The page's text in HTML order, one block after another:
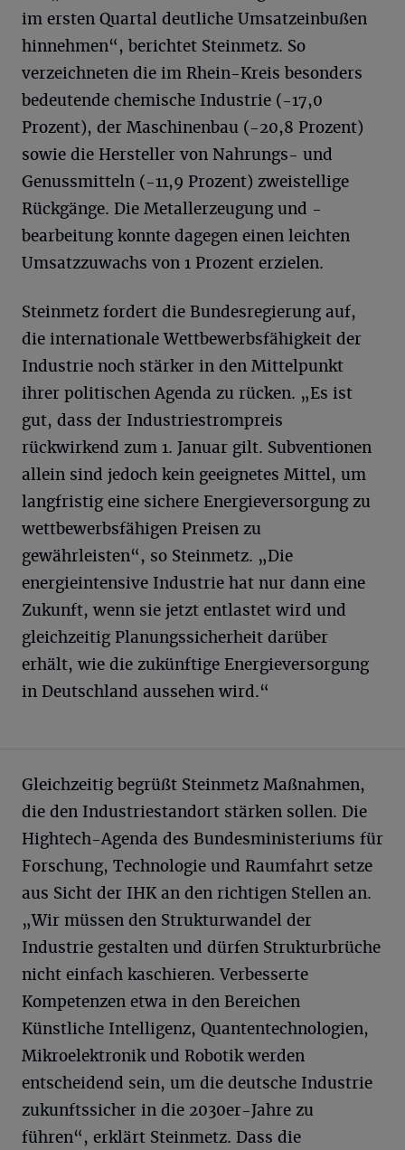
im ersten Quartal deutliche Umsatzeinbußen
hinnehmen“, berichtet Steinmetz. So
verzeichneten die im Rhein-Kreis besonders
bedeutende chemische Industrie (-17,0
Prozent), der Maschinenbau (-20,8 Prozent)
sowie die Hersteller von Nahrungs- und
Genussmitteln (-11,9 Prozent) zweistellige
Rückgänge. Die Metallerzeugung und -
bearbeitung konnte dagegen einen leichten
Umsatzzuwachs von 1 Prozent erzielen.
Steinmetz fordert die Bundesregierung auf,
die internationale Wettbewerbsfähigkeit der
Industrie noch stärker in den Mittelpunkt
ihrer politischen Agenda zu rücken. „Es ist
gut, dass der Industriestrompreis
rückwirkend zum 1. Januar gilt. Subventionen
allein sind jedoch kein geeignetes Mittel, um
langfristig eine sichere Energieversorgung zu
wettbewerbsfähigen Preisen zu
gewährleisten“, so Steinmetz. „Die
energieintensive Industrie hat nur dann eine
Zukunft, wenn sie jetzt entlastet wird und
gleichzeitig Planungssicherheit darüber
erhält, wie die zukünftige Energieversorgung
in Deutschland aussehen wird.“
Gleichzeitig begrüßt Steinmetz Maßnahmen,
die den Industriestandort stärken sollen. Die
Hightech-Agenda des Bundesministeriums für
Forschung, Technologie und Raumfahrt setze
aus Sicht der IHK an den richtigen Stellen an.
„Wir müssen den Strukturwandel der
Industrie gestalten und dürfen Strukturbrüche
nicht einfach kaschieren. Verbesserte
Kompetenzen etwa in den Bereichen
Künstliche Intelligenz, Quantentechnologien,
Mikroelektronik und Robotik werden
entscheidend sein, um die deutsche Industrie
zukunftssicher in die 2030er-Jahre zu
führen“, erklärt Steinmetz. Dass die